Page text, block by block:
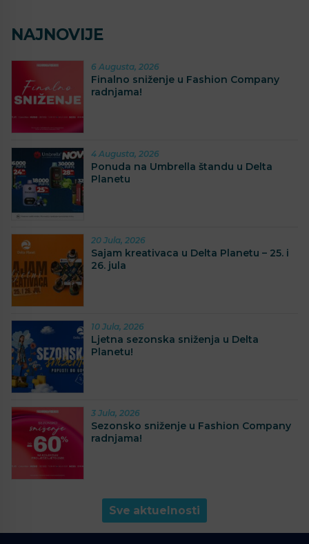
NAJNOVIJE
6 Augusta, 2026
Finalno sniženje u Fashion Company
radnjama!
4 Augusta, 2026
Ponuda na Umbrella štandu u Delta
Planetu
20 Jula, 2026
Sajam kreativaca u Delta Planetu – 25. i
26. jula
10 Jula, 2026
Ljetna sezonska sniženja u Delta
Planetu!
3 Jula, 2026
Sezonsko sniženje u Fashion Company
radnjama!
Sve aktuelnosti